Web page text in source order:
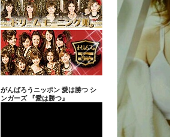
がんばろうニッポン 愛は勝つ シ
ンガーズ 『愛は勝つ』